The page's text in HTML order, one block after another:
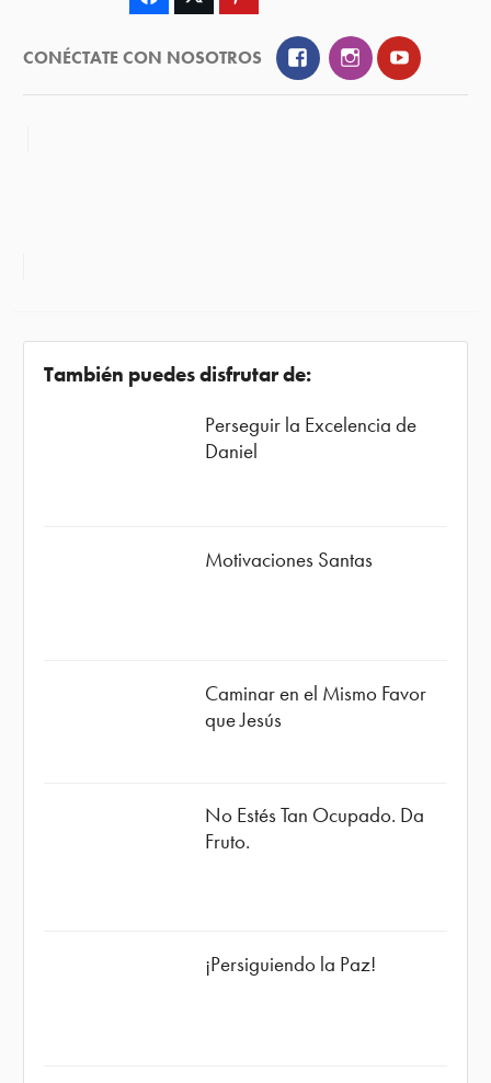
CONÉCTATE CON NOSOTROS FacebookInstagramYouTube
También puedes disfrutar de:
Perseguir la Excelencia de
Daniel
Motivaciones Santas
Caminar en el Mismo Favor
que Jesús
No Estés Tan Ocupado. Da
Fruto.
¡Persiguiendo la Paz!